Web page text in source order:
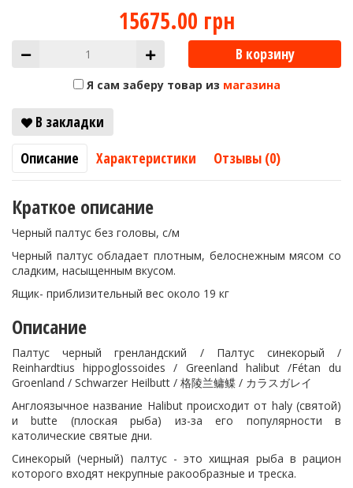
15675.00 грн
В корзину
Я сам заберу товар из магазина
В закладки
Описание
Характеристики Отзывы (0)
Краткое описание
Черный палтус без головы, с/м
Черный палтус обладает плотным, белоснежным мясом со
сладким, насыщенным вкусом.
Ящик- приблизительный вес около 19 кг
Описание
Палтус черный гренландский / Палтус синекорый /
Reinhardtius hippoglossoides / Greenland halibut /Fétan du
Groenland / Schwarzer Heilbutt / 格陵兰鳙鲽 / カラスガレイ
Англоязычное название Halibut происходит от haly (святой)
и butte (плоская рыба) из-за его популярности в
католические святые дни.
Синекорый (черный) палтус - этохищная рыба в рацион
которого входят некрупные ракообразные и треска.